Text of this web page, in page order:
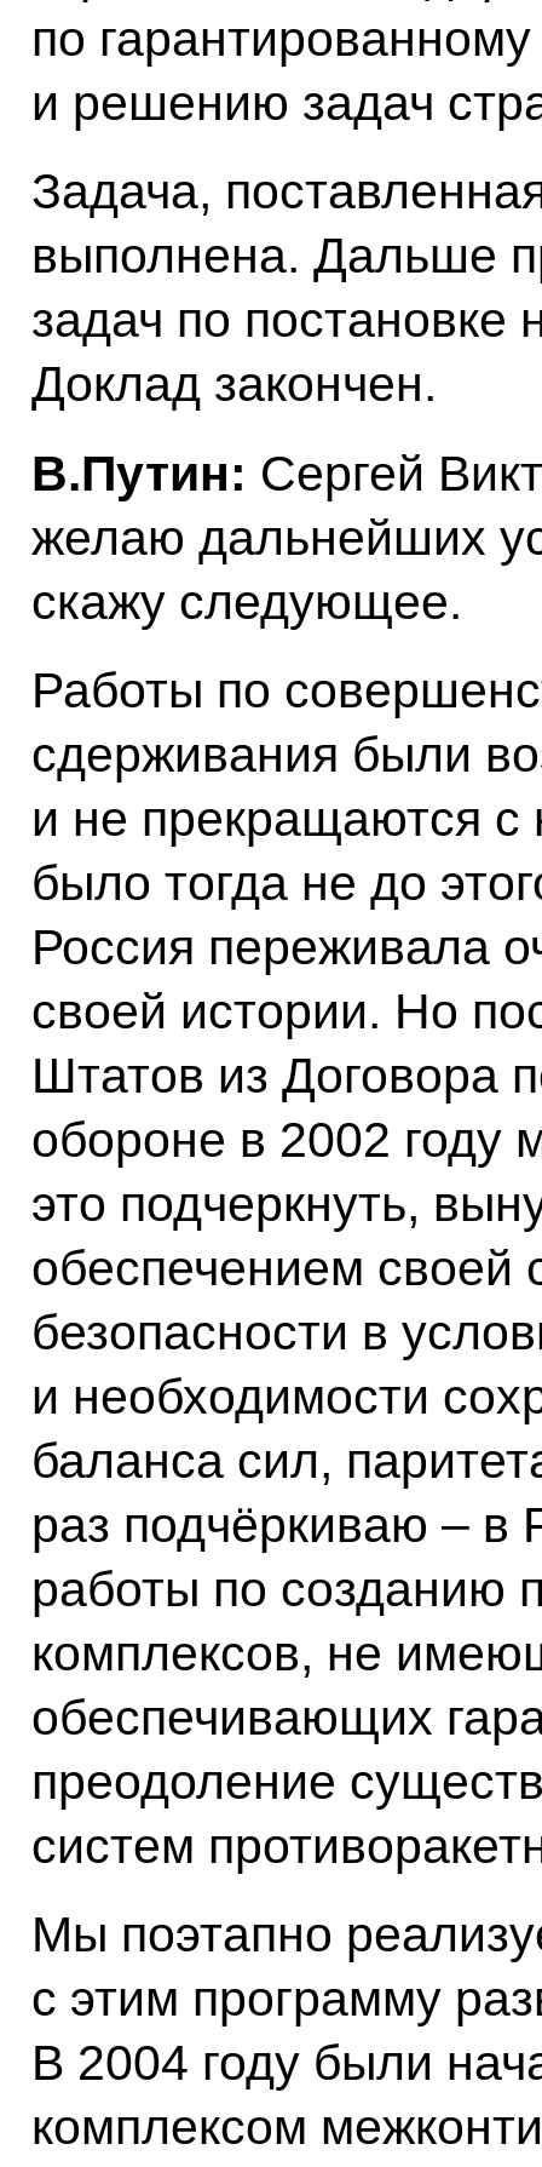
по
и решению задач
Задача,
выполнена. Дальше
задач по постановке
Доклад закончен.
В.Путин: Сергей
желаю дальнейших
скажу следующее.
Работы по
сдерживания были
и не прекращаются с
было тогда не до
Россия переживала
своей истории. Но
Штатов из Договора
обороне в 2002
это подчеркнуть,
обеспечением своей
безопасности в
и необходимости
баланса сил,
раз подчёркиваю – в
работы по созданию
комплексов, не
обеспечивающих
преодоление
систем
Мы поэтапно
с этим программу
В 2004 году были
комплексом